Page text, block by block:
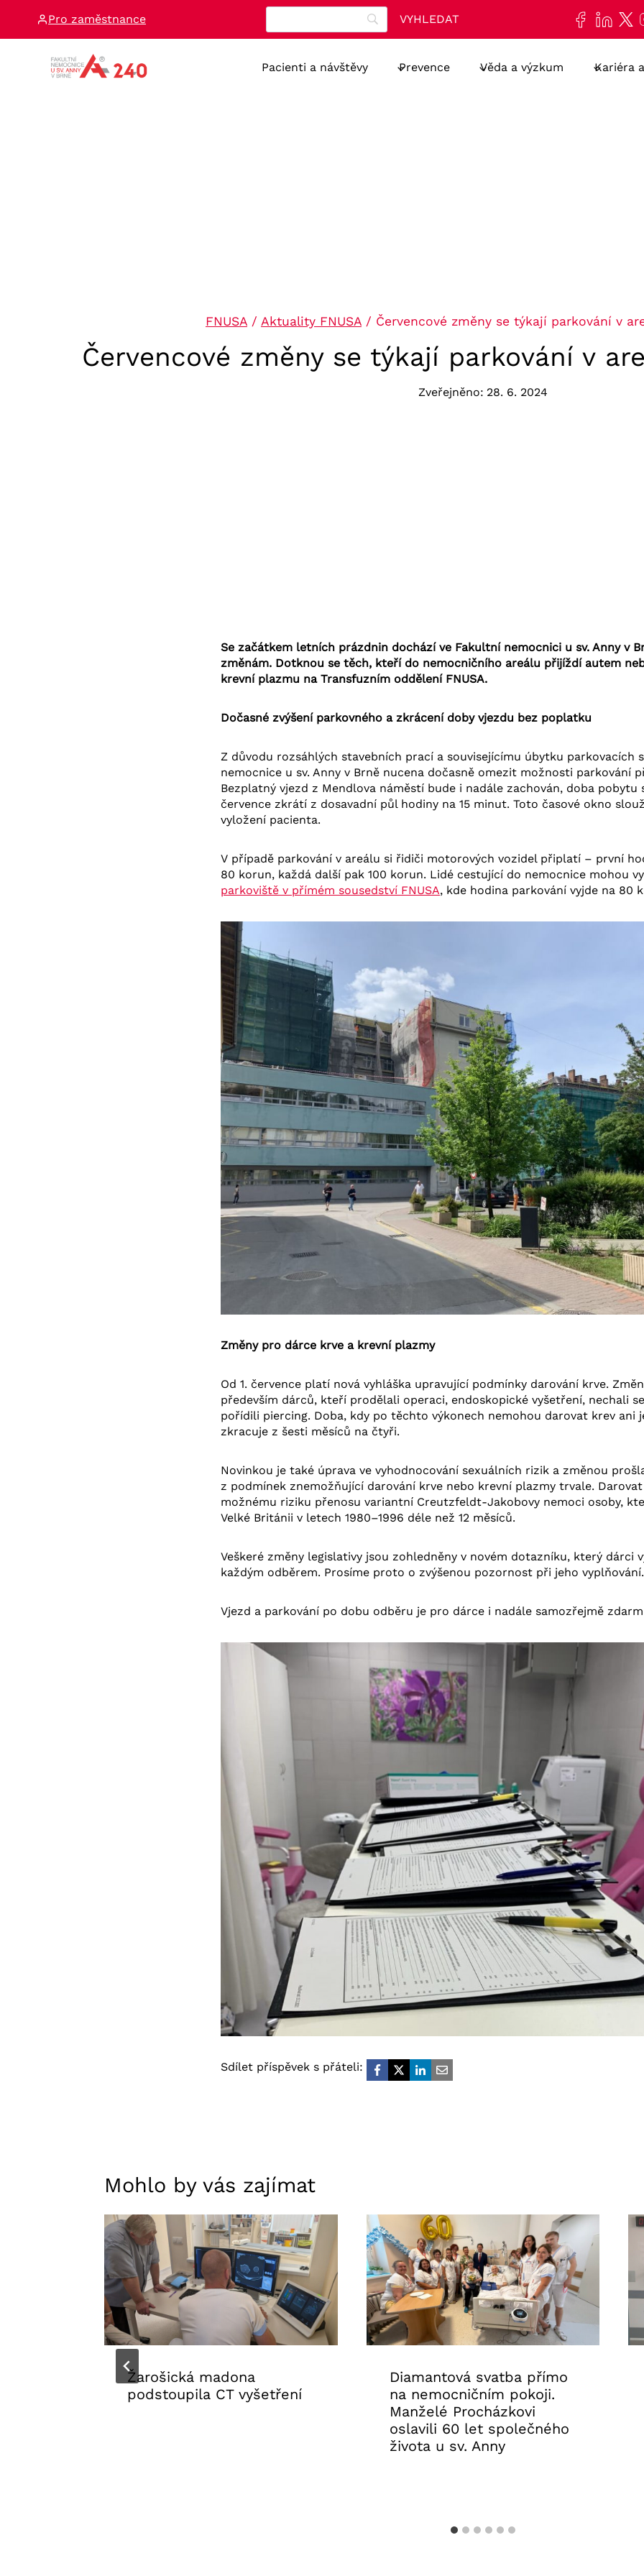
obsah
Pro zaměstnance
Pacienti a návštěvy Prevence Věda a výzkum Kariéra
FNUSA / Aktuality FNUSA / Červencové změny se týkají parkování v
Červencové změny se týkají parkování v
Zveřejněno: 28. 6. 2024
Se začátkem letních prázdnin dochází ve Fakultní nemocnici u sv. Anny v
změnám. Dotknou se těch, kteří do nemocničního areálu přijíždí autem
krevní plazmu na Transfuzním oddělení FNUSA.
Dočasné zvýšení parkovného a zkrácení doby vjezdu bez poplatku
Z důvodu rozsáhlých stavebních prací a souvisejícímu úbytku parkovacích
nemocnice u sv. Anny v Brně nucena dočasně omezit možnosti parkování
Bezplatný vjezd z Mendlova náměstí bude i nadále zachován, doba pobytu
července zkrátí z dosavadní půl hodiny na 15 minut. Toto časové okno
vyložení pacienta.
V případě parkování v areálu si řidiči motorových vozidel připlatí – první
80 korun, každá další pak 100 korun. Lidé cestující do nemocnice mohou
parkoviště v přímém sousedství FNUSA, kde hodina parkování vyjde na 80
Změny pro dárce krve a krevní plazmy
Od 1. července platí nová vyhláška upravující podmínky darování krve.
především dárců, kteří prodělali operaci, endoskopické vyšetření, nechali
pořídili piercing. Doba, kdy po těchto výkonech nemohou darovat krev ani
zkracuje z šesti měsíců na čtyři.
Novinkou je také úprava ve vyhodnocování sexuálních rizik a změnou
z podmínek znemožňující darování krve nebo krevní plazmy trvale.
možnému riziku přenosu variantní Creutzfeldt-Jakobovy nemoci osoby,
Velké Británii v letech 1980–1996 déle než 12 měsíců.
Veškeré změny legislativy jsou zohledněny v novém dotazníku, který dárci
každým odběrem. Prosíme proto o zvýšenou pozornost při jeho vyplňování.
Vjezd a parkování po dobu odběru je pro dárce i nadále samozřejmě
Sdílet příspěvek s přáteli:
Mohlo by vás zajímat
Žarošická madona
podstoupila CT vyšetření
Diamantová svatba přímo
na nemocničním pokoji.
Manželé Procházkovi
oslavili 60 let společného
života u sv. Anny